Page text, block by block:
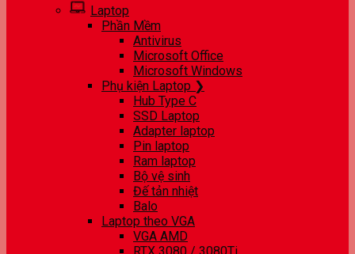
Laptop
Phần Mềm
Antivirus
Microsoft Office
Microsoft Windows
Phụ kiện Laptop ❯
Hub Type C
SSD Laptop
Adapter laptop
Pin laptop
Ram laptop
Bộ vệ sinh
Đế tản nhiệt
Balo
Laptop theo VGA
VGA AMD